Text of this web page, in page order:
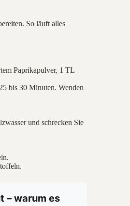
So läuft alles
Paprikapulver, 1 TL
bis 30 Minuten. Wenden
und schrecken Sie
– warum es